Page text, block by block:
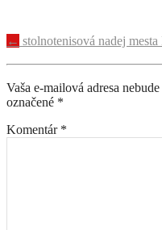
Navigácia
príspevku
← stolnotenisová nadej
Vaša e-mailová adresa
označené *
Komentár *